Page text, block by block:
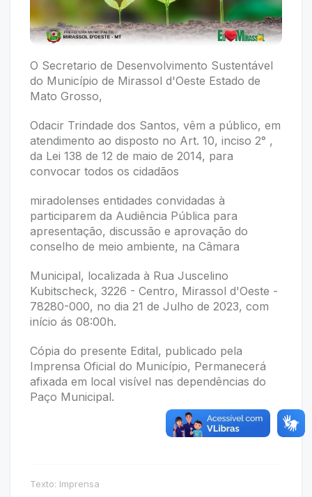
O Secretario de Desenvolvimento Sustentável
do Município de Mirassol d'Oeste Estado de
Mato Grosso,
Odacir Trindade dos Santos, vêm a público, em
atendimento ao disposto no Art. 10, inciso 2° ,
da Lei 138 de 12 de maio de 2014, para
convocar todos os cidadãos
miradolenses entidades convidadas à
participarem da Audiência Pública para
apresentação, discussão e aprovação do
conselho de meio ambiente, na Câmara
Municipal, localizada à Rua Juscelino
Kubitscheck, 3226 - Centro, Mirassol d'Oeste -
78280-000, no dia 21 de Julho de 2023, com
início ás 08:00h.
Cópia do presente Edital, publicado pela
Imprensa Oficial do Município, Permanecerá
afixada em local visível nas dependências do
Paço Municipal.
Texto: Imprensa